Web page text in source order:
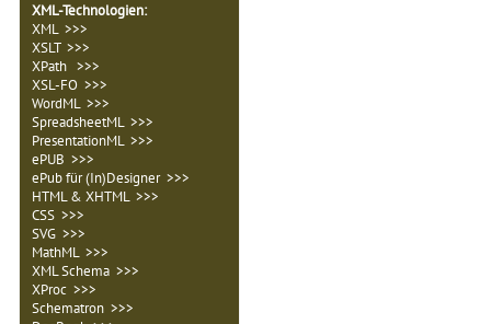
XML-Technologien:
XML >>>
XSLT >>>
XPath >>>
XSL-FO >>>
WordML >>>
SpreadsheetML >>>
PresentationML >>>
ePUB >>>
ePub für (In)Designer >>>
HTML & XHTML >>>
CSS >>>
SVG >>>
MathML >>>
XML Schema >>>
XProc >>>
Schematron >>>